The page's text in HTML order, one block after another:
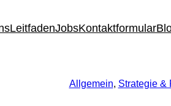
LeitfadenJobsKontaktformular
Allgemein, Strategie &